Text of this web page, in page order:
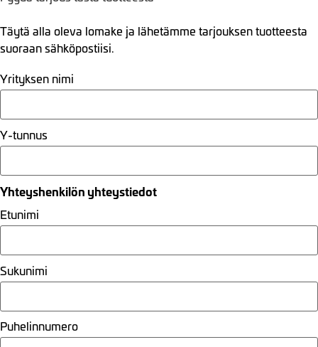
Täytä alla oleva lomake ja lähetämme tarjouksen tuotteesta
suoraan sähköpostiisi.
Yrityksen nimi
Y-tunnus
Yhteyshenkilön yhteystiedot
Etunimi
Sukunimi
Puhelinnumero